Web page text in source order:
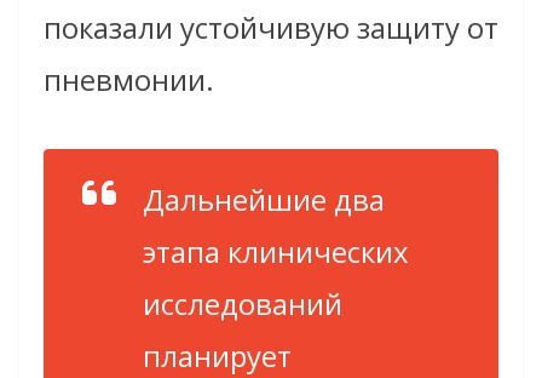
показали устойчивую защиту от
пневмонии.
Дальнейшие два
этапа клинических
исследований
планирует